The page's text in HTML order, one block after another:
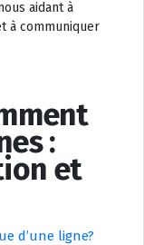
aidant à
à communiquer
:
et
d’une ligne?